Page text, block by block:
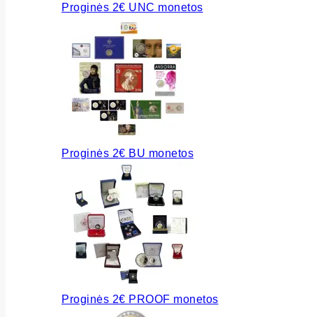
Proginės 2€ UNC monetos
Proginės 2€ BU monetos
Proginės 2€ PROOF monetos